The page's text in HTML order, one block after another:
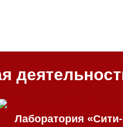
Лаборатория «Сити-